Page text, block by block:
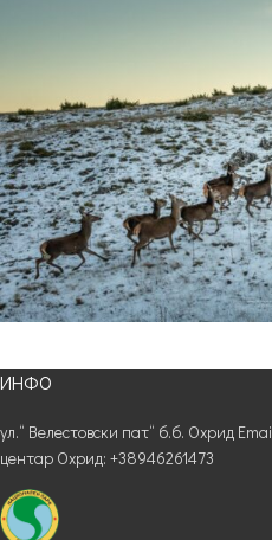
ИНФО
ул.“ Велестовски пат“ б.б. Охрид
центар Охрид: +38946261473